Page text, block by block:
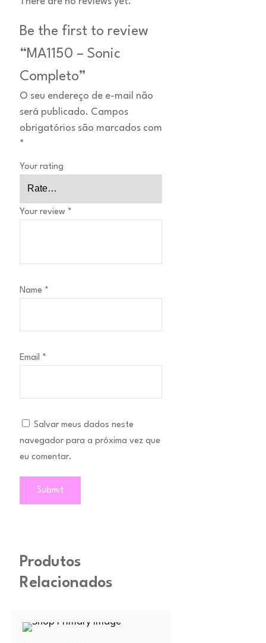
Be the first to review
“MA1150 – Sonic
Completo”
O seu endereço de e-mail não
será publicado. Campos
obrigatórios são marcados com
*
Your rating
Your review *
Name *
Email *
Salvar meus dados neste
navegador para a próxima vez que
eu comentar.
Produtos
Relacionados